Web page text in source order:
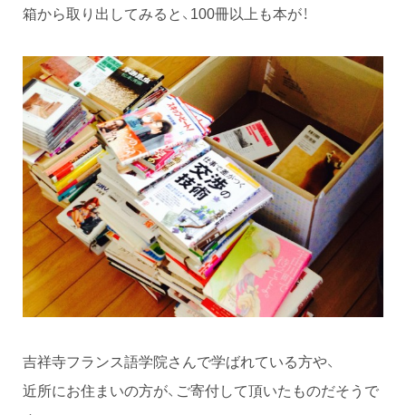
箱から取り出してみると、100冊以上も本が！
吉祥寺フランス語学院さんで学ばれている方や、
近所にお住まいの方が、ご寄付して頂いたものだそうで